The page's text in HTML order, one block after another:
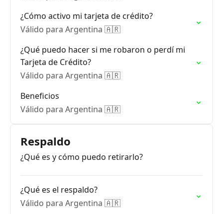
¿Cómo activo mi tarjeta de crédito?
Válido para Argentina 🇦🇷
¿Qué puedo hacer si me robaron o perdí mi
Tarjeta de Crédito?
Válido para Argentina 🇦🇷
Beneficios
Válido para Argentina 🇦🇷
Respaldo
¿Qué es y cómo puedo retirarlo?
¿Qué es el respaldo?
Válido para Argentina 🇦🇷